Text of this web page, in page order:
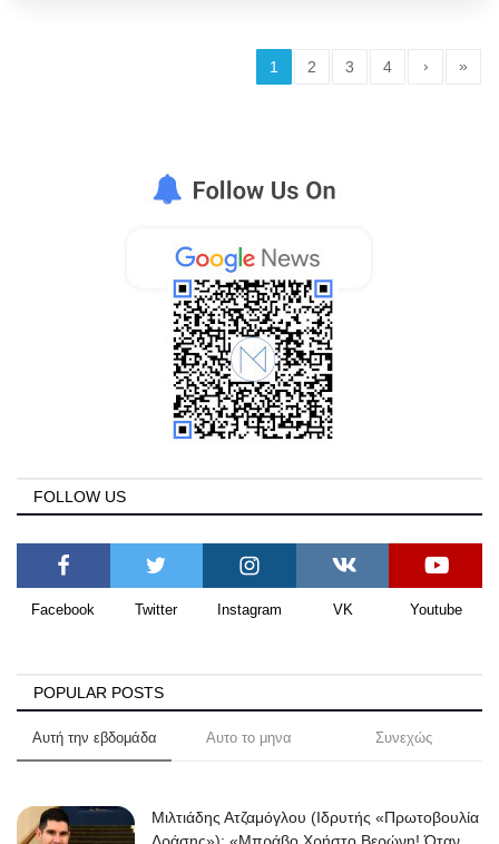
1 2 3 4 › »
FOLLOW US
Facebook Twitter Instagram VK Youtube
POPULAR POSTS
Αυτή την εβδομάδα Αυτο το μηνα Συνεχώς
Μιλτιάδης Ατζαμόγλου (Ιδρυτής «Πρωτοβουλία